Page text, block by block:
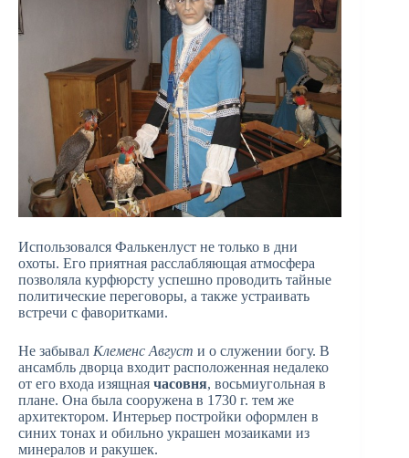
Использовался Фалькенлуст не только в дни
охоты. Его приятная расслабляющая атмосфера
позволяла курфюрсту успешно проводить тайные
политические переговоры, а также устраивать
встречи с фаворитками.
Не забывал Клеменс Август и о служении богу. В
ансамбль дворца входит расположенная недалеко
от его входа изящная часовня, восьмиугольная в
плане. Она была сооружена в 1730 г. тем же
архитектором. Интерьер постройки оформлен в
синих тонах и обильно украшен мозаиками из
минералов и ракушек.